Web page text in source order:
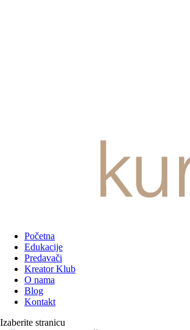
Početna
Edukacije
Predavači
Kreator Klub
O nama
Blog
Kontakt
Izaberite stranicu